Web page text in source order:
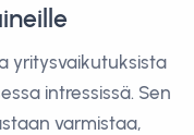
yritysvaikutuksista
intressissä. Sen
varmistaa,